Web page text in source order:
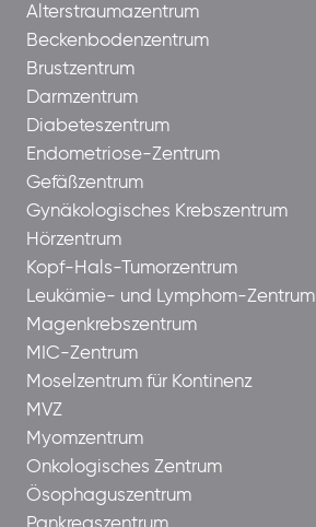
Alterstraumazentrum
Beckenbodenzentrum
Brustzentrum
Darmzentrum
Diabeteszentrum
Endometriose-Zentrum
Gefäßzentrum
Gynäkologisches Krebszentrum
Hörzentrum
Kopf-Hals-Tumorzentrum
Leukämie- und Lymphom-Zentrum
Magenkrebszentrum
MIC-Zentrum
Moselzentrum für Kontinenz
MVZ
Myomzentrum
Onkologisches Zentrum
Ösophaguszentrum